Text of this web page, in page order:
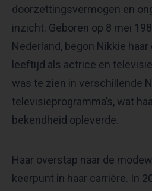
doorzettingsvermogen en
inzicht. Geboren op 8 mei
Nederland, begon Nikkie
leeftijd als actrice en
was te zien in verschillende
televisieprogramma’s, wat
bekendheid opleverde.
Haar overstap naar de
keerpunt in haar carrière. In